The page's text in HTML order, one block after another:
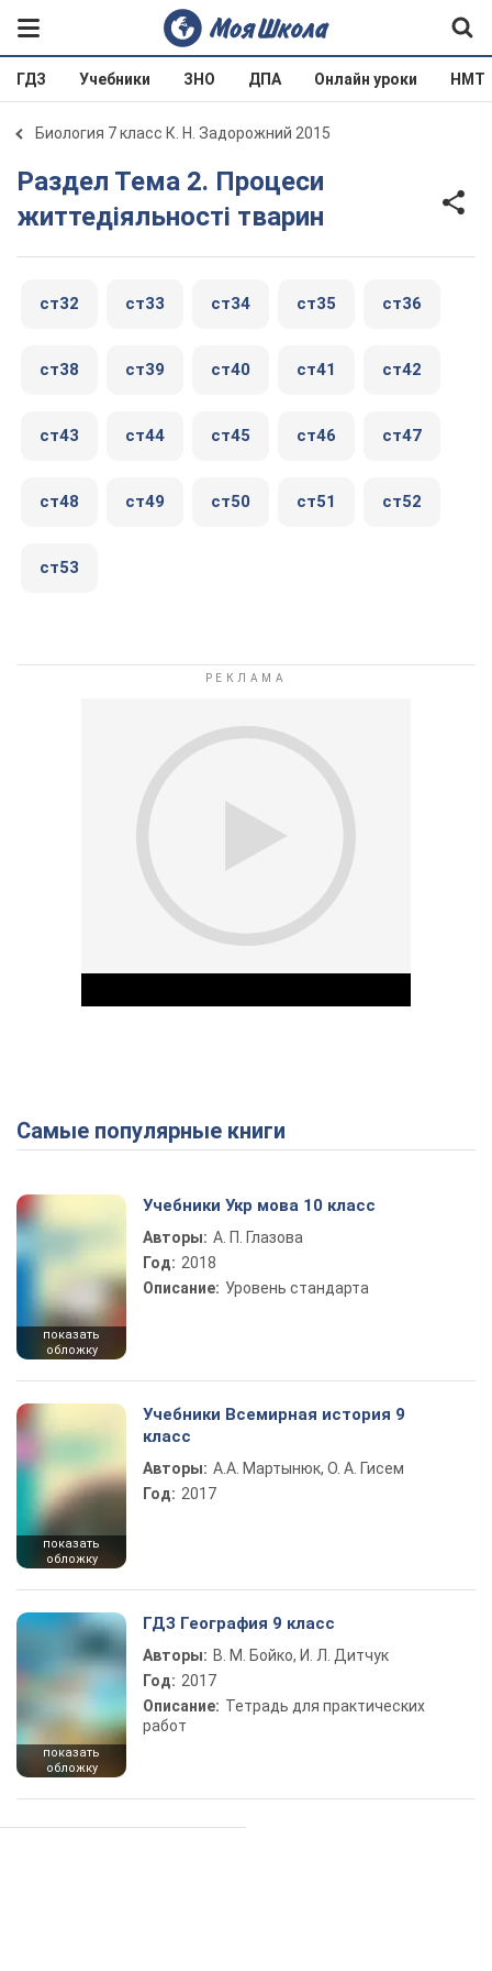
ГДЗ Учебники ЗНО ДПА Онлайн уроки НМТ
Биология 7 класс К. Н. Задорожний 2015
Раздел Тема 2. Процеси
життедіяльності тварин
ст32 ст33 ст34 ст35 ст36
ст38 ст39 ст40 ст41 ст42
ст43 ст44 ст45 ст46 ст47
ст48 ст49 ст50 ст51 ст52
ст53
Play Video
Самые популярные книги
показать
обложку
Учебники Укр мова 10 класс
Авторы: А. П. Глазова
Год: 2018
Описание: Уровень стандарта
показать
обложку
Учебники Всемирная история 9
класс
Авторы: А.А. Мартынюк, О. А. Гисем
Год: 2017
показать
обложку
ГДЗ География 9 класс
Авторы: В. М. Бойко, И. Л. Дитчук
Год: 2017
Описание: Тетрадь для практических
работ